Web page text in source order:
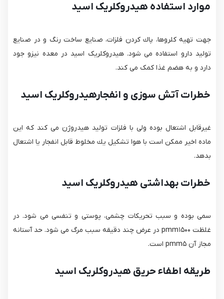
موارد استفاده هیدروکلریک اسید
جهت تهیه كلروها، پاك كردن فلزات، صنایع ساخت رنگ و در صنایع
تولید دارو استفاده می شود. هیدروکلریک اسید در معده نیزو جود
دارد و به هضم غذا کمک می کند.
خطرات آتش سوزی و انفجارهیدروکلریک اسید
غیرقابل اشتعال بوده ولی با فلزات تولید هیدروژن می كند كه این
ماده اخیر ممكن است با هوا تشكیل یك مخلوط قابل انفجار یا اشتعال
بدهد.
خطرات بهداشتی هیدروکلریک اسید
سمی بوده و سبب تحریكات چشمی، پوستی و تنفسی می شود. در
غلظت pmm۱۵۰۰ در عرض چند دقیقه سبب مرگ می شود. حد آستانه
مجاز آن pmm۵ است.
طریقه اطفاء حریق هیدروکلریک اسید